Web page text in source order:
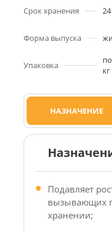
Срок хранения
Форма выпуска
Упаковка
НАЗНАЧЕНИЕ
Подавляет
вызывающих
хранении;